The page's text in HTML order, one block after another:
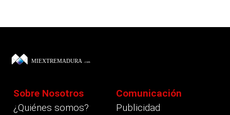
Sobre Nosotros
¿Quiénes somos?
Comunicación
Publicidad